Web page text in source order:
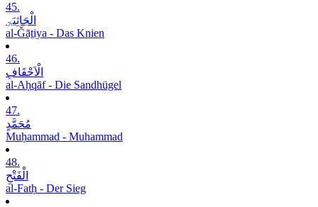
45.
الْجَاثِیَۃِ
al-Ǧāṯiya - Das Knien
46.
الْاَحْقَافِ
al-Aḥqāf - Die Sandhügel
47.
مُحَمَّدٍ
Muḥammad - Muhammad
48.
الْفَتْحِ
al-Fatḥ - Der Sieg